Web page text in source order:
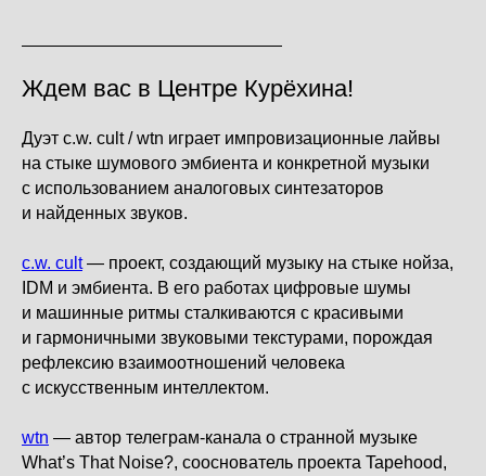
Ждем вас в Центре Курёхина!
Дуэт c.w. cult / wtn играет импровизационные лайвы
на стыке шумового эмбиента и конкретной музыки
с использованием аналоговых синтезаторов
и найденных звуков.
c.w. cult— проект, создающий музыку на стыке нойза,
IDM и эмбиента. В его работах цифровые шумы
и машинные ритмы сталкиваются с красивыми
и гармоничными звуковыми текстурами, порождая
рефлексию взаимоотношений человека
с искусственным интеллектом.
wtn — автор телеграм-канала о странной музыке
What’s That Noise?, сооснователь проекта Tapehood,